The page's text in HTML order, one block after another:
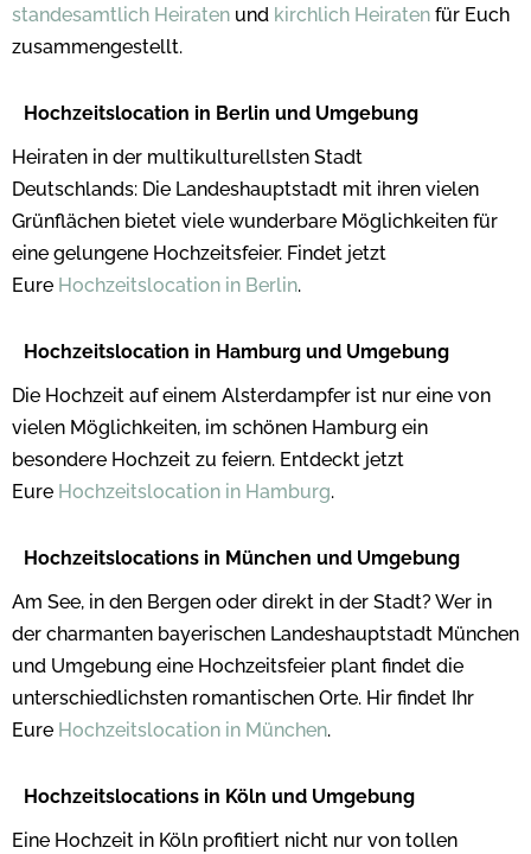
standesamtlich Heiraten und kirchlich Heiraten für Euch
zusammengestellt.
Hochzeitslocation in Berlin und Umgebung
Heiraten in der multikulturellsten Stadt
Deutschlands: Die Landeshauptstadt mit ihren vielen
Grünflächen bietet viele wunderbare Möglichkeiten für
eine gelungene Hochzeitsfeier. Findet jetzt
Eure Hochzeitslocation in Berlin.
Hochzeitslocation in Hamburg und Umgebung
Die Hochzeit auf einem Alsterdampfer ist nur eine von
vielen Möglichkeiten, im schönen Hamburg ein
besondere Hochzeit zu feiern. Entdeckt jetzt
Eure Hochzeitslocation in Hamburg.
Hochzeitslocations in München und Umgebung
Am See, in den Bergen oder direkt in der Stadt? Wer in
der charmanten bayerischen Landeshauptstadt München
und Umgebung eine Hochzeitsfeier plant findet die
unterschiedlichsten romantischen Orte. Hir findet Ihr
Eure Hochzeitslocation in München.
Hochzeitslocations in Köln und Umgebung
Eine Hochzeit in Köln profitiert nicht nur von tollen